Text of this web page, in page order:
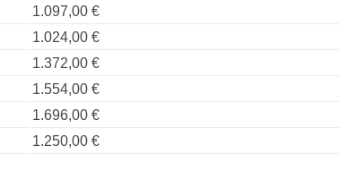
1.097,00 €
1.024,00 €
1.372,00 €
1.554,00 €
1.696,00 €
1.250,00 €